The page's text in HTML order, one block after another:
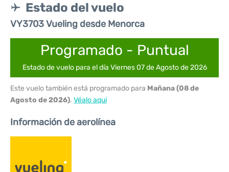
Estado del vuelo
VY3703 Vueling desde Menorca
Programado - Puntual
Estado de vuelo para el día Viernes 07 de Agosto de 2026
Este vuelo también está programado para Mañana (08 de
Agosto de 2026). Véalo aquí
Información de aerolínea